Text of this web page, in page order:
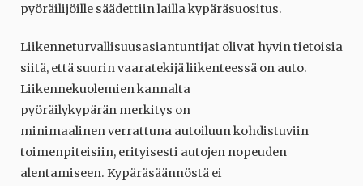
pyöräilijöille säädettiin lailla kypäräsuositus.
Liikenneturvallisuusasiantuntijat olivat hyvin tietoisia
siitä, että suurin vaaratekijä liikenteessä on auto.
Liikennekuolemien kannalta
pyöräilykypärän merkitys on
minimaalinen verrattuna autoiluun kohdistuviin
toimenpiteisiin, erityisesti autojen nopeuden
alentamiseen. Kypäräsäännöstä ei